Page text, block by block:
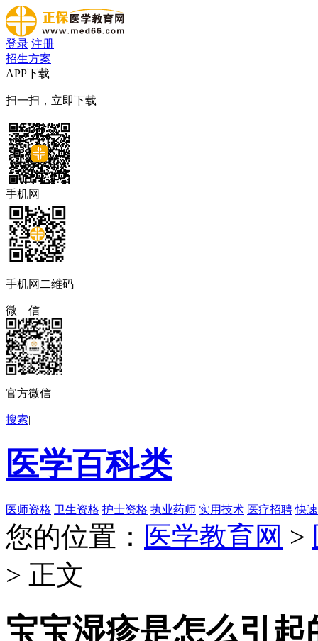
登录 注册
招生方案
APP下载
扫一扫，立即下载
手机网
手机网二维码
微 信
官方微信
搜索|
医学百科类
医师资格 卫生资格 护士资格 执业药师 实用技术 医疗招聘 快
您的位置： 医学教育网 >
> 正文
宝宝湿疹是怎么引起